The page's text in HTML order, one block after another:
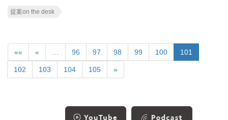
提案on the desk
«« « 96 97 98 99 100 101
102 103 104 105 »